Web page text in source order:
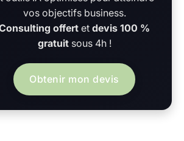
vos objectifs business.
offert et devis 100 %
gratuitsous 4h !
Obtenir mon devis